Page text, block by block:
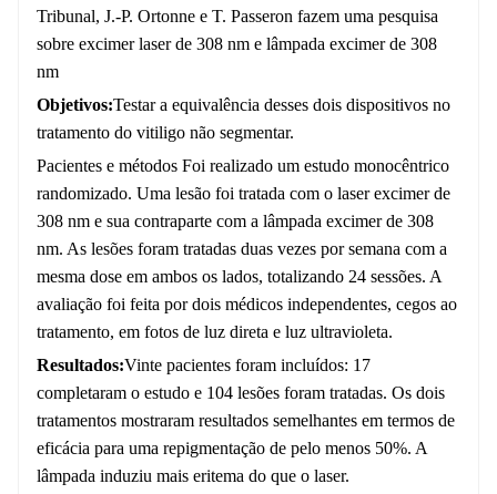
Tribunal, J.‑P. Ortonne e T. Passeron fazem uma pesquisa
sobre excimer laser de 308 nm e lâmpada excimer de 308
nm
Objetivos:Testar a equivalência desses dois dispositivos no
tratamento do vitiligo não segmentar.
Pacientes e métodos Foi realizado um estudo monocêntrico
randomizado. Uma lesão foi tratada com o laser excimer de
308 nm e sua contraparte com a lâmpada excimer de 308
nm. As lesões foram tratadas duas vezes por semana com a
mesma dose em ambos os lados, totalizando 24 sessões. A
avaliação foi feita por dois médicos independentes, cegos ao
tratamento, em fotos de luz direta e luz ultravioleta.
Resultados:Vinte pacientes foram incluídos: 17
completaram o estudo e 104 lesões foram tratadas. Os dois
tratamentos mostraram resultados semelhantes em termos de
eficácia para uma repigmentação de pelo menos 50%. A
lâmpada induziu mais eritema do que o laser.